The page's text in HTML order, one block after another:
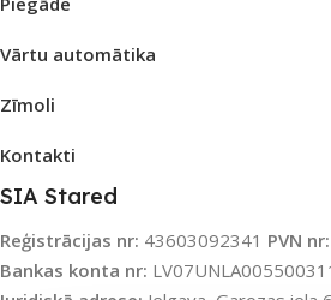
Vārtu automātika
Zīmoli
Kontakti
SIA Stared
Reģistrācijas nr: 43603092341 PVN nr:
Bankas konta nr: